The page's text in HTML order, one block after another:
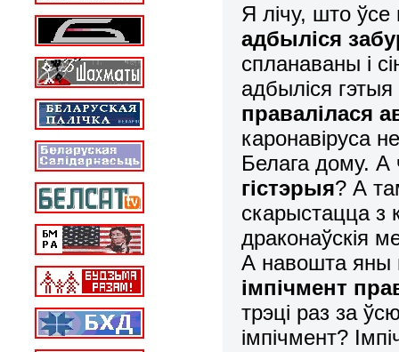
Я лічу, што ўсе
адбыліся
спланаваны і
адбыліся
правалілася
каронавіруса
Белага дому. А
гістэрыя? А
скарыстацца з
драконаўскія
А навошта яны
імпічмент
трэці раз за
імпічмент?